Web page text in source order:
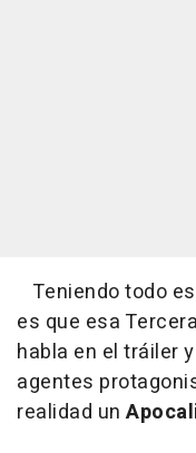
Teniendo todo
es que esa
habla en el tráiler
agentes
realidad un